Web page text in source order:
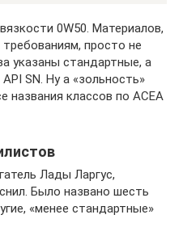
0W50. Материалов,
просто не
указаны стандартные, а
SN. Ну а «зольность»
названия классов по ACEA
Лады Ларгус,
Было названо шесть
«менее стандартные»